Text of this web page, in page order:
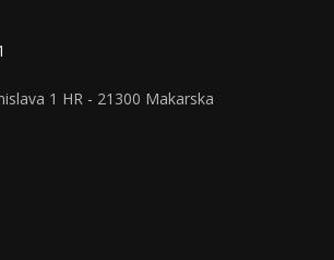
1 HR - 21300 Makarska